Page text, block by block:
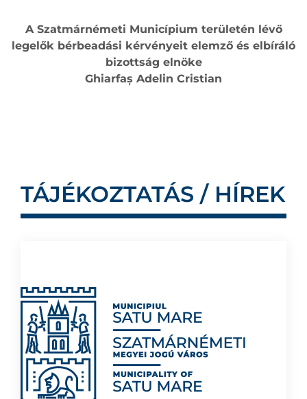
A Szatmárnémeti Municípium területén lévő
legelők bérbeadási kérvényeit elemző és elbíráló
bizottság elnöke
Ghiarfaș Adelin Cristian
TÁJÉKOZTATÁS / HÍREK